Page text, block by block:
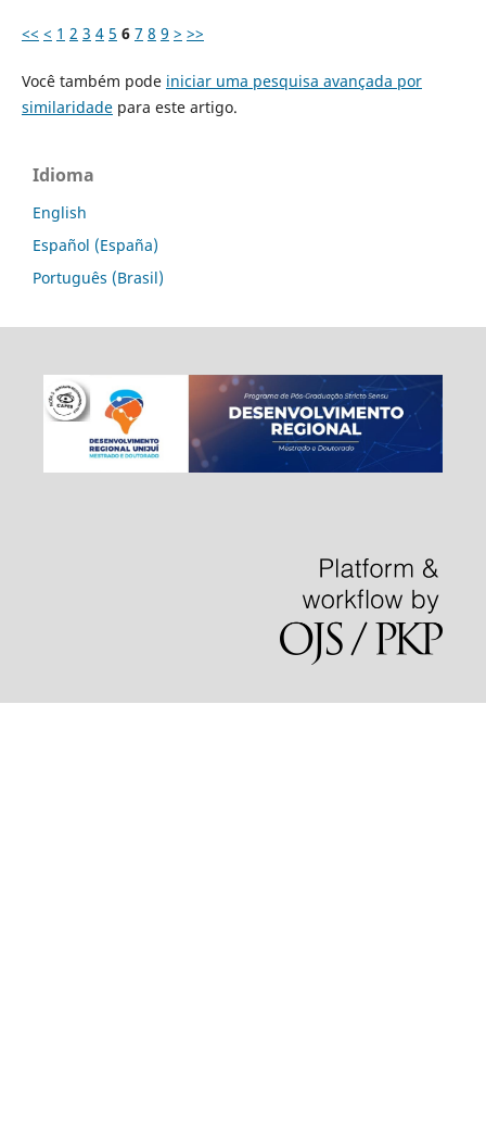
<< < 1 2 3 4 5 6 7 8 9 > >>
Você também pode iniciar uma pesquisa avançada por
similaridadepara este artigo.
Idioma
English
Español (España)
Português (Brasil)